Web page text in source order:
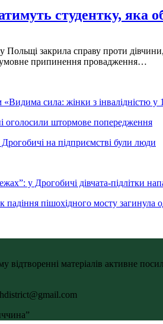
студентку, яка
закрила справу проти
припинення провадження…
сила: жінки з інвалідністю у
оголосили штормове попередження
на підприємстві були люди
у Дрогобичі дівчата-підлітки
падіння пішохідного мосту
відтворенні матеріалів активне